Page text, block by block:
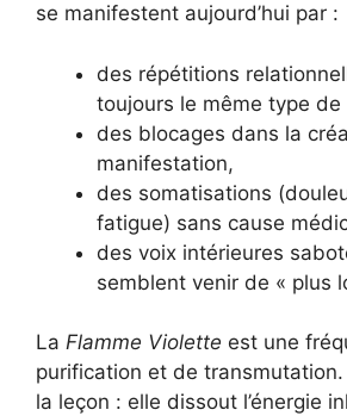
se manifestent aujourd’hui par :
des répétitions
toujours le même type
des blocages dans la
manifestation,
des somatisations
fatigue) sans cause
des voix intérieures
semblent venir de « plus
La Flamme Violette est une
purification et de transmutation.
la leçon : elle dissout l’énergie